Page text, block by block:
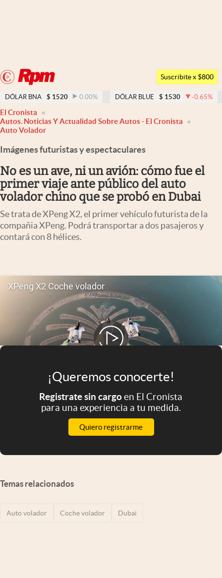
Argentina
Members
Economía y Política
Finanzas y Mercados
Mercados Online
Negocios
Columnistas
Otras secciones
Infotechnology
Mundial 2026
Eventos Corporativos
El Cronista Studio
Suscribite x $800
DÓLAR BNA $ 1520 0.00% DÓLAR BLUE $ 1530 -0.65%
El Cronista
Autos. Noticias Y Actualidad Sobre Autos - El Cronista
Auto Volador
Imágenes futuristas y espectaculares
No es un ave, ni un avión: cómo fue el
primer viaje ante público del auto
volador chino que se probó en Dubai
Se trata de XPeng X2, el primer vehículo futurista de la
compañia XPeng. Podrá transportar a dos pasajeros y
contará con 8 hélices.
¡Queremos conocerte!
Registrate sin cargoen El Cronista
para una experiencia a tu medida.
Quiero registrarme
Temas relacionados
Auto volador Coche volador Dubai